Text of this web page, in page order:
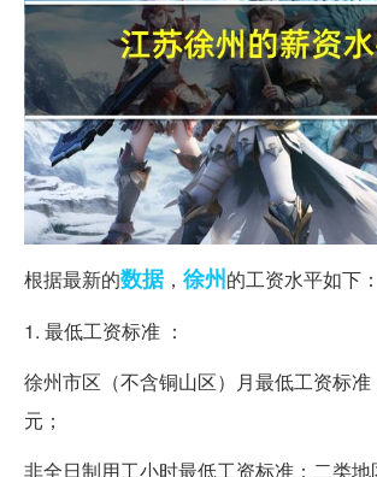
根据最新的数据， 徐州的工资水平如下：
1. 最低工资标准 ：
徐州市区（不含铜山区）月最低工资标
元；
非全日制用工小时最低工资标准：二类地